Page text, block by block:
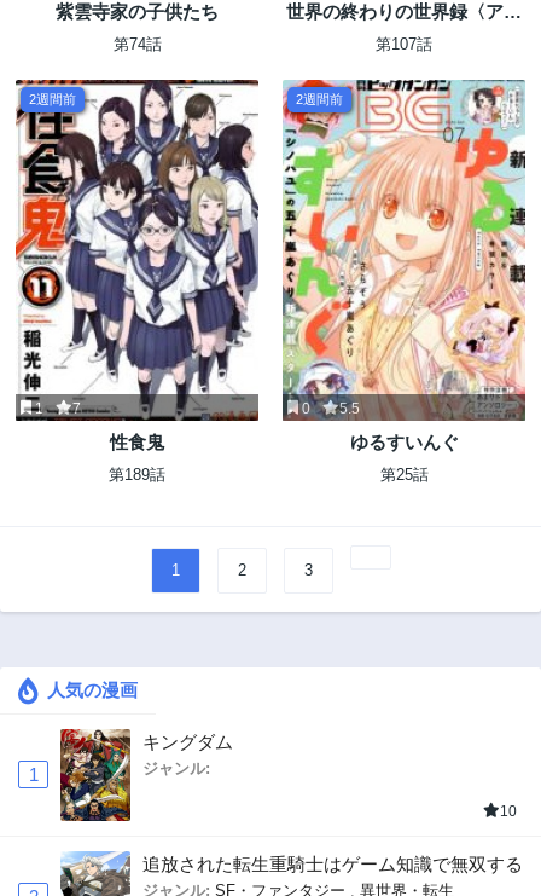
紫雲寺家の子供たち
第74話
世界の終わりの世界録〈アン
コール〉
第107話
2週間前
1 7
性食鬼
第189話
2週間前
0 5.5
ゆるすいんぐ
第25話
1 2 3
人気の漫画
1
キングダム
ジャンル:
10
追放された転生重騎士はゲーム知識で無双する
ジャンル: SF・ファンタジー 異世界・転生